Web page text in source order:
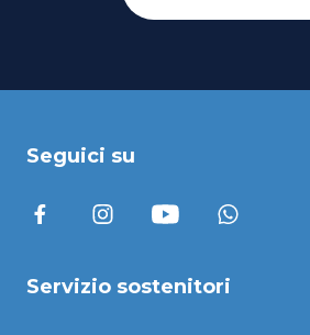
Seguici su
Servizio sostenitori